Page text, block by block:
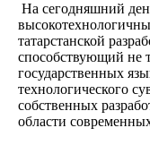
На сегодняшний
татарстанской
способствующий не
государственных
технологического
собственных
области